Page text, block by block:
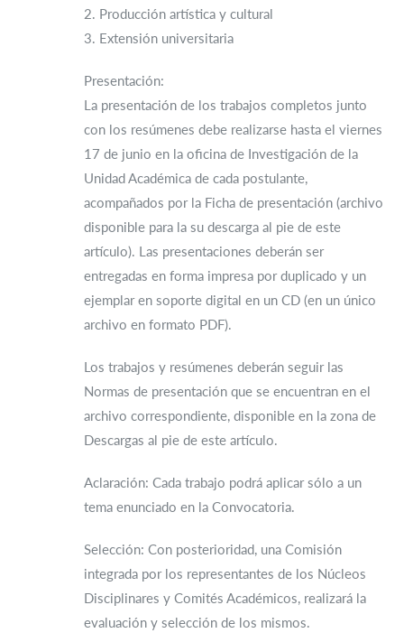
2. Producción artística y cultural
3. Extensión universitaria
Presentación:
La presentación de los trabajos completos junto
con los resúmenes debe realizarse hasta el viernes
17 de junio en la oficina de Investigación de la
Unidad Académica de cada postulante,
acompañados por la Ficha de presentación (archivo
disponible para la su descarga al pie de este
artículo). Las presentaciones deberán ser
entregadas en forma impresa por duplicado y un
ejemplar en soporte digital en un CD (en un único
archivo en formato PDF).
Los trabajos y resúmenes deberán seguir las
Normas de presentación que se encuentran en el
archivo correspondiente, disponible en la zona de
Descargas al pie de este artículo.
Aclaración: Cada trabajo podrá aplicar sólo a un
tema enunciado en la Convocatoria.
Selección: Con posterioridad, una Comisión
integrada por los representantes de los Núcleos
Disciplinares y Comités Académicos, realizará la
evaluación y selección de los mismos.